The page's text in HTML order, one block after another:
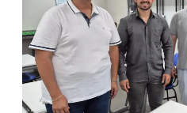
anuncia
novo
coordenador
para
curso